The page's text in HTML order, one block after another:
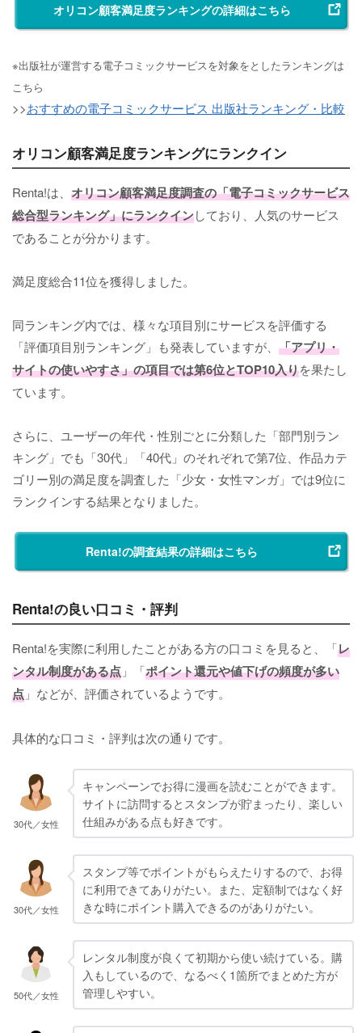
オリコン顧客満足度ランキングの詳細はこちら
※出版社が運営する電子コミックサービスを対象をとしたランキングは
こちら
>>おすすめの電子コミックサービス 出版社ランキング・比較
オリコン顧客満足度ランキングにランクイン
Renta!は、 オリコン顧客満足度調査の「電子コミックサービス
総合型ランキング」にランクインしており、人気のサービス
であることが分かります。
満足度総合11位を獲得しました。
同ランキング内では、様々な項目別にサービスを評価する
「評価項目別ランキング」も発表していますが、 「アプリ・
サイトの使いやすさ」の項目では第6位とTOP10入りを果たし
ています。
さらに、ユーザーの年代・性別ごとに分類した「部門別ラン
キング」でも「30代」「40代」のそれぞれで第7位、作品カテ
ゴリー別の満足度を調査した「少女・女性マンガ」では9位に
ランクインする結果となりました。
Renta!の調査結果の詳細はこちら
Renta!の良い口コミ・評判
Renta!を実際に利用したことがある方の口コミを見ると、「レ
ンタル制度がある点 」「ポイント還元や値下げの頻度が多い
点 」などが、評価されているようです。
具体的な口コミ・評判は次の通りです。
30代／女性
キャンペーンでお得に漫画を読むことができます。
サイトに訪問するとスタンプが貯まったり、楽しい
仕組みがある点も好きです。
30代／女性
スタンプ等でポイントがもらえたりするので、お得
に利用できてありがたい。また、定額制ではなく好
きな時にポイント購入できるのがありがたい。
50代／女性
レンタル制度が良くて初期から使い続けている。購
入もしているので、なるべく1箇所でまとめた方が
管理しやすい。